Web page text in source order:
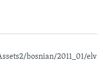
bosnian/2011_01/elv